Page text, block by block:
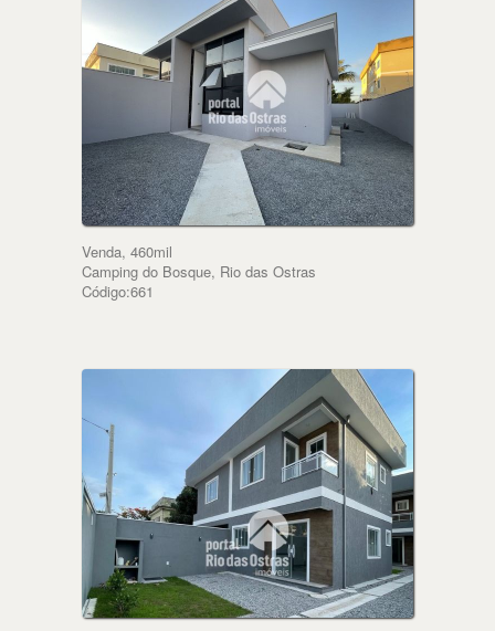
Venda, 460mil
Camping do Bosque, Rio das Ostras
Código:661